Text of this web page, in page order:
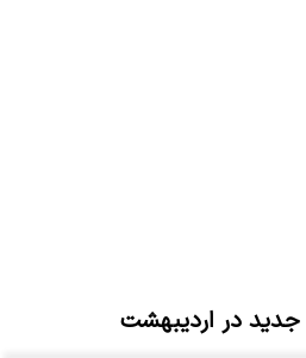
جدید در اردیبهشت